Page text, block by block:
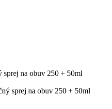
na obuv 250 + 50ml